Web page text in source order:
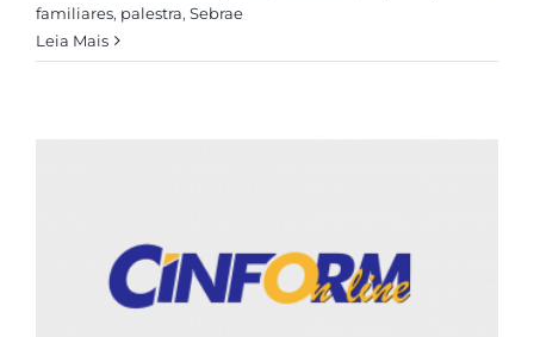
familiares, palestra, Sebrae
Leia Mais